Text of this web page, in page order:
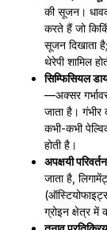
की सूजन।
करते हैं जो
सूजन दिखाता
थेरेपी शामिल
सिम्फिसियल
—अक्सर
जाता है।
कभी-कभी
होती है।
अपक्षयी
जाता है,
ग्रोइन क्षेत्र में